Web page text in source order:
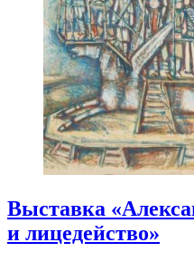
Выставка
и лицедейство»